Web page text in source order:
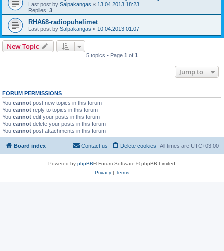
Last post by Salpakangas « 13.04.2013 18:23
Replies: 3
RHA68-radiopuhelimet
Last post by Salpakangas « 10.04.2013 01:07
New Topic
5 topics • Page 1 of 1
Jump to
FORUM PERMISSIONS
You cannot post new topics in this forum
You cannot reply to topics in this forum
You cannot edit your posts in this forum
You cannot delete your posts in this forum
You cannot post attachments in this forum
Board index All times are UTC+03:00
Delete cookies
Contact us
Powered by phpBB® Forum Software © phpBB Limited
Privacy| Terms